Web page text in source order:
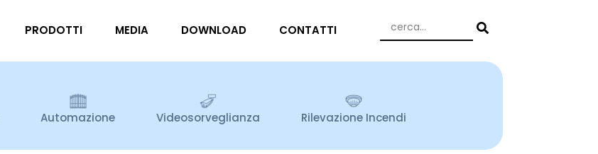
PRODOTTI MEDIA DOWNLOAD CONTATTI
Automazione Videosorveglianza Rilevazione Incendi